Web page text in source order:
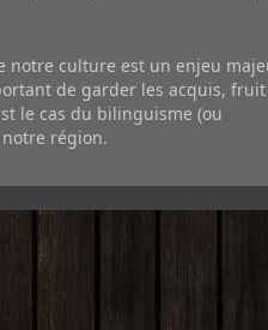
notre culture est un enjeu
de garder les acquis, fruit
le cas du bilinguisme (ou
région.